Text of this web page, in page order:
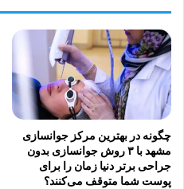
چگونه در بهترین مرکز جوانسازی
مشهد با ۳ روش جوانسازی بدون
جراحی برتر دنیا زمان را برای
پوست شما متوقف می‌کنند؟